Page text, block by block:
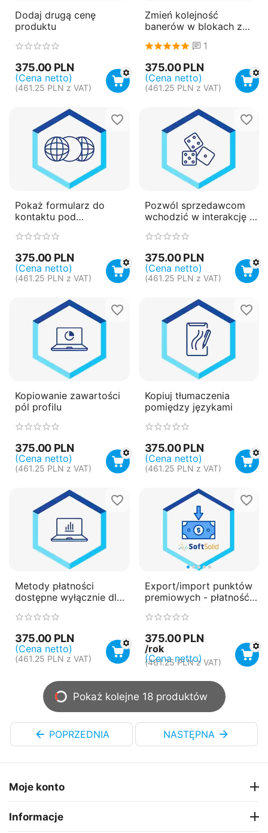
Dodaj drugą cenę
produktu
375.00 PLN
(Cena netto)
(461.25 PLN z VAT)
Zmień kolejność
banerów w blokach z
1
375.00 PLN
(Cena netto)
(461.25 PLN z VAT)
Pokaż formularz do
kontaktu pod
375.00 PLN
(Cena netto)
(461.25 PLN z VAT)
Pozwól sprzedawcom
wchodzić w interakcję z
375.00 PLN
(Cena netto)
(461.25 PLN z VAT)
Kopiowanie zawartości
pól profilu
375.00 PLN
(Cena netto)
(461.25 PLN z VAT)
Kopiuj tłumaczenia
pomiędzy językami
375.00 PLN
(Cena netto)
(461.25 PLN z VAT)
Metody płatności
dostępne wyłącznie dla
375.00 PLN
(Cena netto)
(461.25 PLN z VAT)
Export/import punktów
premiowych - płatność
375.00 PLN
/rok
(Cena netto)
(461.25 PLNz VAT)
Pokaż kolejne 18 produktów
POPRZEDNIA NASTĘPNA
Moje konto
Informacje